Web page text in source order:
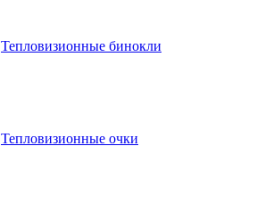
Тепловизионные бинокли
Тепловизионные очки